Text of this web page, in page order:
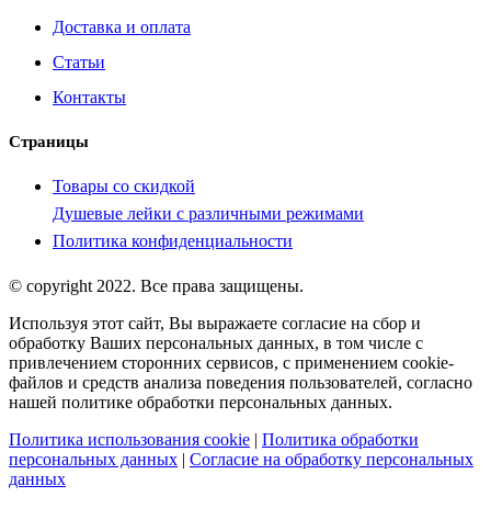
Доставка и оплата
Статьи
Контакты
Страницы
Товары со скидкой
Душевые лейки с различными режимами
Политика конфиденциальности
© copyright 2022. Все права защищены.
Используя этот сайт, Вы выражаете согласие на сбор и
обработку Ваших персональных данных, в том числе с
привлечением сторонних сервисов, с применением cookie-
файлов и средств анализа поведения пользователей, согласно
нашей политике обработки персональных данных.
Политика использования cookie | Политика обработки
персональных данных | Согласие на обработку персональных
данных